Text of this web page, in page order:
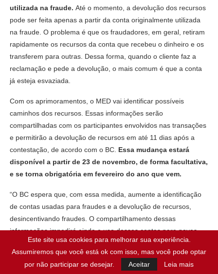
utilizada na fraude. Até o momento, a devolução dos recursos
pode ser feita apenas a partir da conta originalmente utilizada
na fraude. O problema é que os fraudadores, em geral, retiram
rapidamente os recursos da conta que recebeu o dinheiro e os
transferem para outras. Dessa forma, quando o cliente faz a
reclamação e pede a devolução, o mais comum é que a conta
já esteja esvaziada.
Com os aprimoramentos, o MED vai identificar possíveis
caminhos dos recursos. Essas informações serão
compartilhadas com os participantes envolvidos nas transações
e permitirão a devolução de recursos em até 11 dias após a
contestação, de acordo com o BC. Essa mudança estará
disponível a partir de 23 de novembro, de forma facultativa,
e se torna obrigatória em fevereiro do ano que vem.
“O BC espera que, com essa medida, aumente a identificação
de contas usadas para fraudes e a devolução de recursos,
desincentivando fraudes. O compartilhamento dessas
informações impedirá ainda o uso dessas contas para novas
fraudes”, esclarece o banco, em nota.
Sobre o MED – Existente desde 2021, o Mecanismo Especial de
Este site usa cookies para melhorar sua experiência.
Assumiremos que você está ok com isso, mas você pode optar
por não participar se desejar.
Aceitar Leia mais